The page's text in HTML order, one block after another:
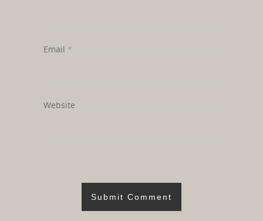
Email *
Website